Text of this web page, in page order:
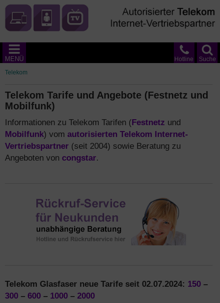
Suche
Hotline
MENÜ
Telekom
Telekom Tarife und Angebote (Festnetz und
Mobilfunk)
Informationen zu Telekom Tarifen (Festnetz und
Mobilfunk) vom autorisierten Telekom Internet-
Vertriebspartner (seit 2004) sowie Beratung zu
Angeboten von congstar.
Telekom Glasfaser neue Tarife seit 02.07.2024: 150 –
300 – 600 – 1000 – 2000